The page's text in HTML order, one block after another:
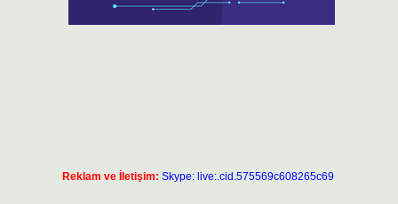
Reklam ve İletişim: Skype: live:.cid.575569c608265c69